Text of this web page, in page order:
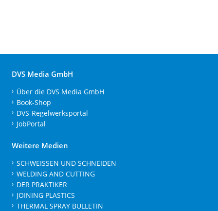
DVS Media GmbH
Über die DVS Media GmbH
Book-Shop
DVS-Regelwerksportal
JobPortal
Weitere Medien
SCHWEISSEN UND SCHNEIDEN
WELDING AND CUTTING
DER PRAKTIKER
JOINING PLASTICS
THERMAL SPRAY BULLETIN